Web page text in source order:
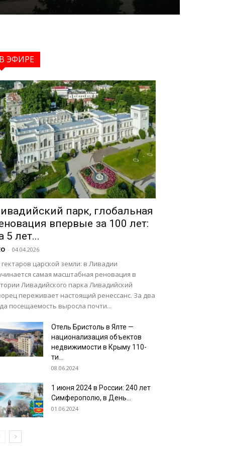
ЭФИРЕ
парк, глобальная
впервые за 100 лет:
5 лет...
- 04.04.2026
гектаров царской земли: в Ливадии
самая масштабная реновация в
Ливадийского парка Ливадийский
переживает настоящий ренессанс. За два
посещаемость выросла почти...
Отель Бристоль в Ялте —
национализация объектов
недвижимости в Крыму 110-
ти...
08.06.2024
1 июня 2024 в России: 240 лет
Симферополю, в День...
01.06.2024